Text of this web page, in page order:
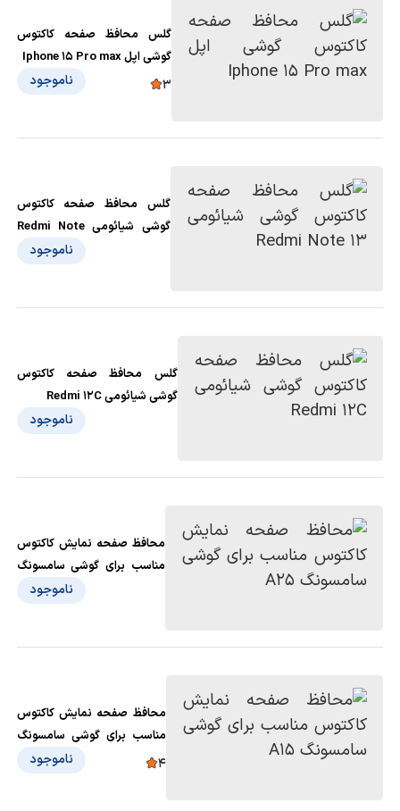
گلس محافظ صفحه کاکتوس
گوشی اپل Iphone 15 Pro max
3 ناموجود
گلس محافظ صفحه کاکتوس
گوشی شیائومی Redmi Note
ناموجود
گلس محافظ صفحه کاکتوس
گوشی شیائومی Redmi 12C
ناموجود
محافظ صفحه نمایش کاکتوس
مناسب برای گوشی سامسونگ
ناموجود
محافظ صفحه نمایش کاکتوس
مناسب برای گوشی سامسونگ
A15
4 ناموجود